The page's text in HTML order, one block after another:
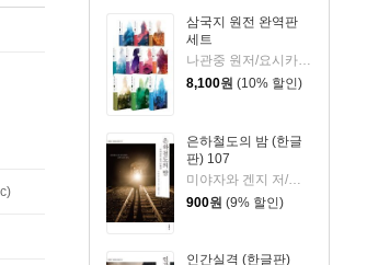
삼국지 원전 완역판
세트
나관중 원저/요시카와 에이지 편저/바른번역 역
8,100원 (10% 할인)
은하철도의 밤 (한글
판) 107
900원 (9% 할인)
인간실격 (한글판)